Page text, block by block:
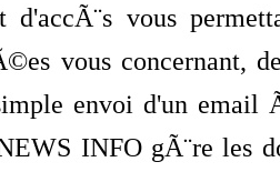
d'accÃ¨s vous
vous concernant,
envoi d'un
INFO gÃ¨re les